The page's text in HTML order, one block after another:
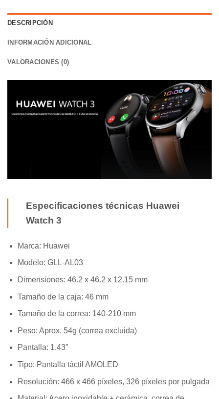
DESCRIPCIÓN
INFORMACIÓN ADICIONAL
VALORACIONES (0)
Especificaciones técnicas Huawei
Watch 3
Marca: Huawei
Modelo: GLL-AL03
Dimensiones: 46.2 x 46.2 x 12.15 mm
Tamaño de la caja: 46 mm
Tamaño de la correa: 140-210 mm
Peso: Aprox. 54g (correa excluida)
Pantalla: 1.43”
Tipo: Pantalla táctil AMOLED
Resolución: 466 x 466 píxeles, 326 píxeles por pulgada